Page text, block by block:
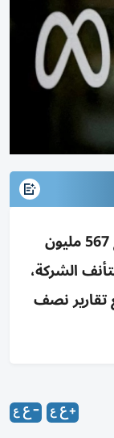
قاضٍ بنيو مكسيكو يُلزم ميتا بدفع 567 مليون
الشركة،
تقارير نصف